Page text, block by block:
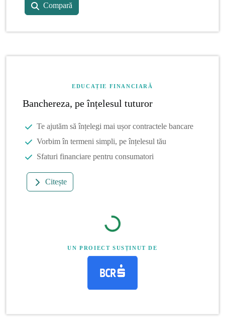
Compară
EDUCAȚIE FINANCIARĂ
Banchereza, pe înțelesul tuturor
Te ajutăm să înțelegi mai ușor contractele bancare
Vorbim în termeni simpli, pe înțelesul tău
Sfaturi financiare pentru consumatori
Citește
UN PROIECT SUSȚINUT DE